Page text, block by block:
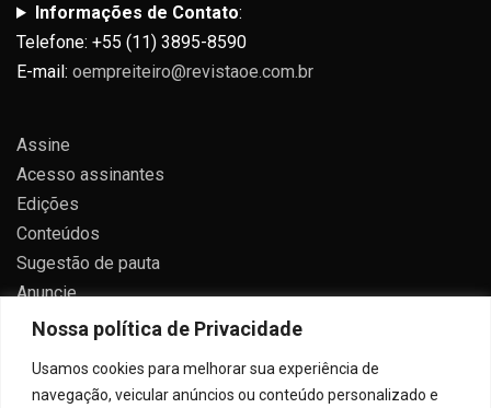
Nossa política de Privacidade
Usamos cookies para melhorar sua experiência de
navegação, veicular anúncios ou conteúdo personalizado e
Informações de Contato:
Telefone: +55 (11) 3895-8590
E-mail: oempreiteiro@revistaoe.com.br
Assine
Acesso assinantes
Edições
Conteúdos
Sugestão de pauta
Anuncie
Contato